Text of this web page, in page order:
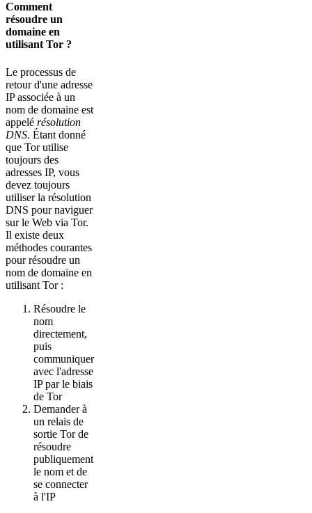
Comment
résoudre un
domaine en
utilisant Tor ?
Le processus de
retour d'une adresse
IP associée à un
nom de domaine est
appelé résolution
DNS. Étant donné
que Tor utilise
toujours des
adresses IP, vous
devez toujours
utiliser la résolution
DNS pour naviguer
sur le Web via Tor.
Il existe deux
méthodes courantes
pour résoudre un
nom de domaine en
utilisant Tor :
Résoudre le
nom
directement,
puis
communiquer
avec l'adresse
IP par le biais
de Tor
Demander à
un relais de
sortie Tor de
résoudre
publiquement
le nom et de
se connecter
à l'IP